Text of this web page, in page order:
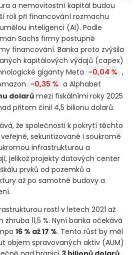
a nemovitostní kapitál budou
roli při financování rozmachu
inteligenci (AI). Podle
Sachs firmy postupně
financování. Banka proto zvýšila
kapitálových výdajů (capex)
giganty Meta -0,04 % ,
-0,35 % a Alphabet
dolarů mezi fiskálními roky 2025
přitom činil 4,5 bilionu dolarů.
že společnosti k pokrytí těchto
sekuritizované i soukromé
infrastrukturou a
jelikož projekty datových center
prvků od pozemků a
až po samotné budovy a
rostl v letech 2021 až
11,5 %. Nyní banka očekává
16 % až 17 %. Tento růst by měl
objem spravovaných aktiv (AUM)